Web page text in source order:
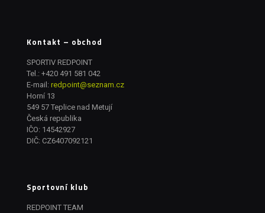
Kontakt – obchod
SPORTIV REDPOINT
Tel.: +420 491 581 042
E-mail: redpoint@seznam.cz
Horní 13
549 57 Teplice nad Metují
Česká republika
IČO: 14542927
DIČ: CZ6407092121
Sportovní klub
REDPOINT TEAM